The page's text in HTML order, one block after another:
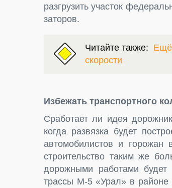
разгрузить участок
заторов.
Читайте также: Ещё
скорости
Избежать транспортного
Сработает ли идея
когда развязка будет
автомобилистов и горожан
строительство таким же
дорожными работами будет
трассы М-5 «Урал» в районе